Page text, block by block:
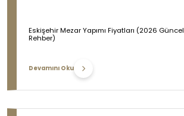
Eskişehir Mezar Yapımı Fiyatları (2026 Güncel
Rehber)
Devamını Oku